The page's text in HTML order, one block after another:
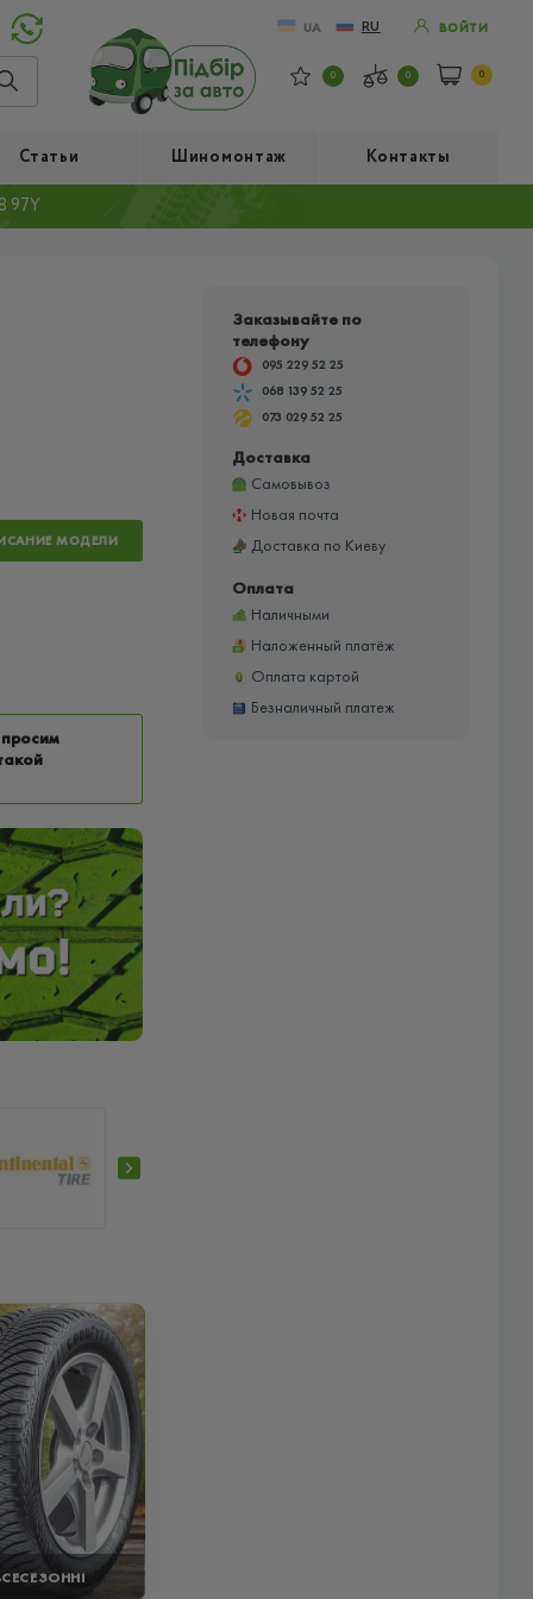
UA RU ВОЙТИ
0 0 0
Статьи Шиномонтаж Контакты
97Y
МОДЕЛИ
Заказывайте по
телефону
095 229 52 25
068 139 52 25
073 029 52 25
Доставка
Самовывоз
Новая почта
Доставка по Киеву
Оплата
Наличными
Наложенный платёж
Оплата картой
Безналичный платеж